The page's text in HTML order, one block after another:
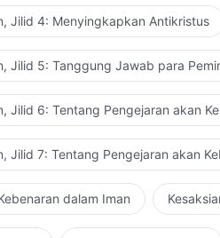
Jilid 4: Menyingkapkan Antikristus
Jilid 5: Tanggung Jawab para
Jilid 6: Tentang Pengejaran akan
Jilid 7: Tentang Pengejaran akan
dalam Iman